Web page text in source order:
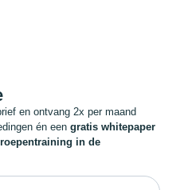
en ontvang 2x per maand
én een gratis whitepaper
in de